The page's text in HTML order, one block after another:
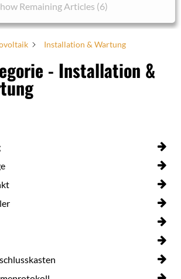
Remaining Articles (6)
Installation & Wartung
- Installation &